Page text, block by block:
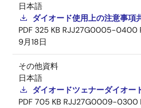
日本語
ダイオード使用上の注意事項
PDF 325 KB RJJ27G0005-0400
9月18日
その他資料
日本語
ダイオードツェナーダイオー
PDF 705 KB RJJ27G0009-0300